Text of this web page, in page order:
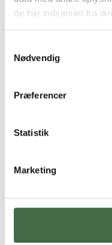
de har indsamlet fra
Nødvendig
Præferencer
Statistik
Marketing
Din chef skal
præsentere
uddannelsesplan,
til. Få hjælp til at
Erhvervsakademi og
Er du
hjælper dine
uddannelse